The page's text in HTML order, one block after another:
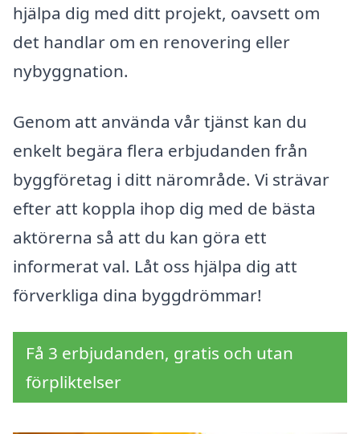
hjälpa dig med ditt projekt, oavsett om
det handlar om en renovering eller
nybyggnation.
Genom att använda vår tjänst kan du
enkelt begära flera erbjudanden från
byggföretag i ditt närområde. Vi strävar
efter att koppla ihop dig med de bästa
aktörerna så att du kan göra ett
informerat val. Låt oss hjälpa dig att
förverkliga dina byggdrömmar!
Få 3 erbjudanden, gratis och utan
förpliktelser